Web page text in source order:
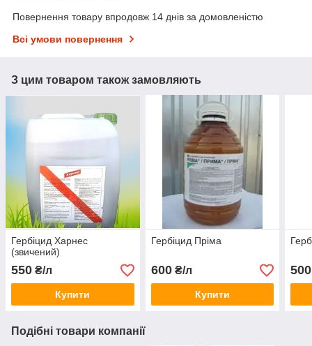
Повернення товару впродовж 14 днів за домовленістю
Всі умови повернення
З цим товаром також замовляють
Гербіцид Харнес
(звичений)
550 ₴/л
Купити
Гербіцид Пріма
600₴/л
Купити
500
Подібні товари компанії